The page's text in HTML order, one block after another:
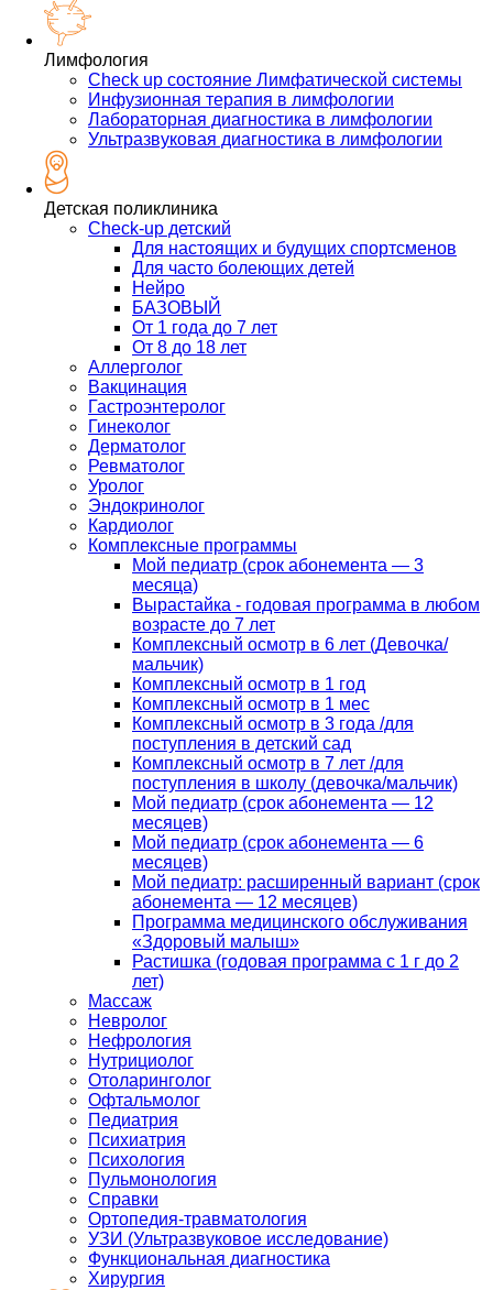
Лимфология
Check up состояние Лимфатической системы
Инфузионная терапия в лимфологии
Лабораторная диагностика в лимфологии
Ультразвуковая диагностика в лимфологии
Детская поликлиника
Check-up детский
Для настоящих и будущих спортсменов
Для часто болеющих детей
Нейро
БАЗОВЫЙ
От 1 года до 7 лет
От 8 до 18 лет
Аллерголог
Вакцинация
Гастроэнтеролог
Гинеколог
Дерматолог
Ревматолог
Уролог
Эндокринолог
Кардиолог
Комплексные программы
Мой педиатр (срок абонемента — 3
месяца)
Вырастайка - годовая программа в любом
возрасте до 7 лет
Комплексный осмотр в 6 лет (Девочка/
мальчик)
Комплексный осмотр в 1 год
Комплексный осмотр в 1 мес
Комплексный осмотр в 3 года /для
поступления в детский сад
Комплексный осмотр в 7 лет /для
поступления в школу (девочка/мальчик)
Мой педиатр (срок абонемента — 12
месяцев)
Мой педиатр (срок абонемента — 6
месяцев)
Мой педиатр: расширенный вариант (срок
абонемента — 12 месяцев)
Программа медицинского обслуживания
«Здоровый малыш»
Растишка (годовая программа с 1 г до 2
лет)
Массаж
Невролог
Нефрология
Нутрициолог
Отоларинголог
Офтальмолог
Педиатрия
Психиатрия
Психология
Пульмонология
Справки
Ортопедия-травматология
УЗИ (Ультразвуковое исследование)
Функциональная диагностика
Хирургия